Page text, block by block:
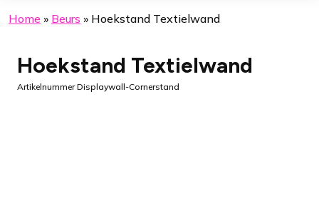
Home » Beurs » Hoekstand Textielwand
Hoekstand Textielwand
Artikelnummer Displaywall-Cornerstand